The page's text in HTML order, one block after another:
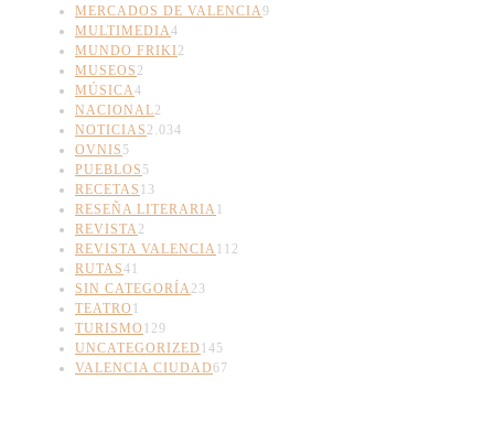
MERCADOS DE VALENCIA9
MULTIMEDIA4
MUNDO FRIKI2
MUSEOS 2
MÚSICA4
NACIONAL2
NOTICIAS 2.034
OVNIS 5
PUEBLOS 5
RECETAS 13
RESEÑA LITERARIA1
REVISTA2
REVISTA VALENCIA112
RUTAS41
SIN CATEGORÍA23
TEATRO 1
TURISMO 129
UNCATEGORIZED 145
VALENCIA CIUDAD67